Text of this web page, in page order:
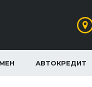
АВТОКРЕДИТ